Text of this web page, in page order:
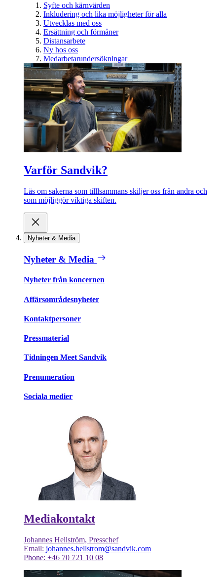
Syfte och kärnvärden
Inkludering och lika möjligheter för alla
Utvecklas med oss
Ersättning och förmåner
Distansarbete
Ny hos oss
Medarbetarundersökningar
Varför Sandvik?
Läs om sakerna som tilllsammans skiljer oss från andra och
som möjliggör viktiga skiften.
Nyheter & Media
Nyheter & Media
Nyheter från koncernen
Affärsområdesnyheter
Kontaktpersoner
Pressmaterial
Tidningen Meet Sandvik
Prenumeration
Sociala medier
Mediakontakt
Johannes Hellström, Presschef
Email: johannes.hellstrom@sandvik.com
Phone: +46 70 721 10 08